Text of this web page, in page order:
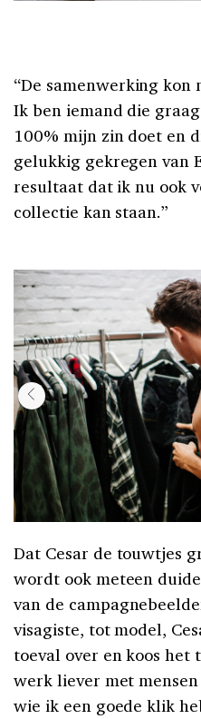
“De samenwerking
Ik ben iemand die
100% mijn zin doet en
gelukkig gekregen van
resultaat dat ik nu ook
collectie kan staan.”
Dat Cesar de touwtjes
wordt ook meteen
van de
visagiste, tot model,
toeval over en koos het
werk liever met
wie ik een goede klik